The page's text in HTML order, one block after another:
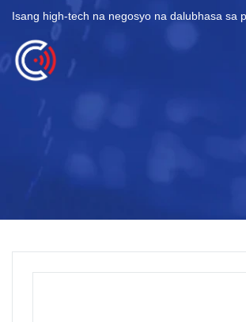
Isang high-tech na negosyo na dalubhasa sa